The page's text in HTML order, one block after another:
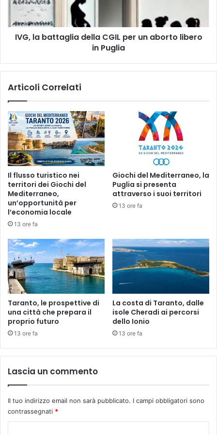
un
aborto
libero
IVG, la battaglia della CGIL per un aborto libero
in Puglia
Articoli Correlati
Il flusso turistico nei
territori dei Giochi del
Mediterraneo,
un’opportunità per
l’economia locale
13 ore fa
Giochi del Mediterraneo, la
Puglia si presenta
attraverso i suoi territori
13 ore fa
Taranto, le prospettive di
una città che prepara il
proprio futuro
13 ore fa
La costa di Taranto, dalle
isole Cheradi ai percorsi
dello Ionio
13 ore fa
Lascia un commento
Il tuo indirizzo email non sarà pubblicato. I campi obbligatori sono
contrassegnati *